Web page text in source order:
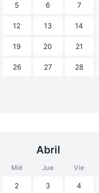
5 6 7
12 13 14
19 20 21
26 27 28
Abril
Mié Jue Vie
2 3 4